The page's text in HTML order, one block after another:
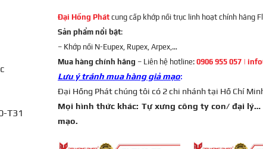
T31
Đại Hồng Phát cung cấp khớp nối trục linh hoạt chính hãng
Sản phẩm nổi bật:
– Khớp nối N-Eupex, Rupex, Arpex,…
Mua hàng chính hãng – Liên hệ hotline: 0906 955 057 |
Lưu ý tránh mua hàng giả mạo:
Đại Hồng Phát chúng tôi có 2 chi nhánh tại Hồ Chí
Mọi hình thức khác: Tự xưng công ty con/ đại
mạo.